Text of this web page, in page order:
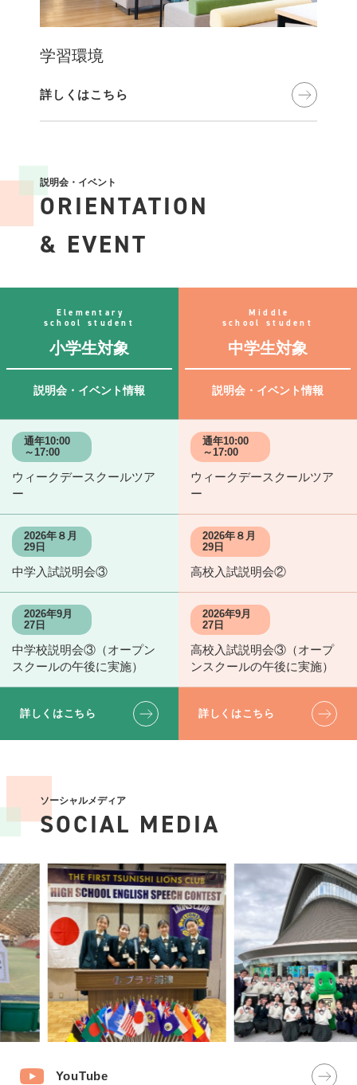
説明会・イベント
ORIENTATION
& EVENT
Elementary
school student
小学生対象
説明会・イベント情報
通年10:00
～17:00
ウィークデースクールツア
ー
2026年８月
29日
中学入試説明会③
2026年9月
27日
中学校説明会③（オープン
スクールの午後に実施）
詳しくはこちら
Middle
school student
中学生対象
説明会・イベント情報
通年10:00
～17:00
ウィークデースクールツア
ー
2026年８月
29日
高校入試説明会②
2026年9月
27日
高校入試説明会③（オープ
ンスクールの午後に実施）
詳しくはこちら
ソーシャルメディア
SOCIAL MEDIA
YouTube
学習環境
詳しくはこちら